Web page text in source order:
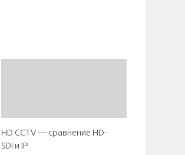
HD CCTV — сравнение HD-
SDI и IP